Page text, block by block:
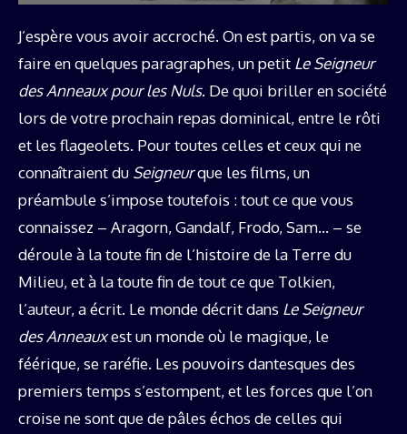
J’espère vous avoir accroché. On est partis, on va se
faire en quelques paragraphes, un petit Le Seigneur
des Anneaux pour les Nuls. De quoi briller en société
lors de votre prochain repas dominical, entre le rôti
et les flageolets. Pour toutes celles et ceux qui ne
connaîtraient du Seigneurque les films, un
préambule s’impose toutefois : tout ce que vous
connaissez – Aragorn, Gandalf, Frodo, Sam… – se
déroule à la toute fin de l’histoire de la Terre du
Milieu, et à la toute fin de tout ce que Tolkien,
l’auteur, a écrit. Le monde décrit dans Le Seigneur
des Anneauxest un monde où le magique, le
féérique, se raréfie. Les pouvoirs dantesques des
premiers temps s’estompent, et les forces que l’on
croise ne sont que de pâles échos de celles qui